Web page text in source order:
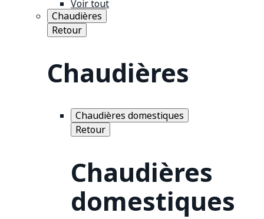
Voir tout
Chaudières
Retour
Chaudières
Chaudières domestiques
Retour
Chaudières
domestiques